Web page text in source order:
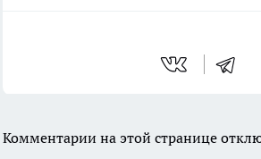
Комментарии на этой странице